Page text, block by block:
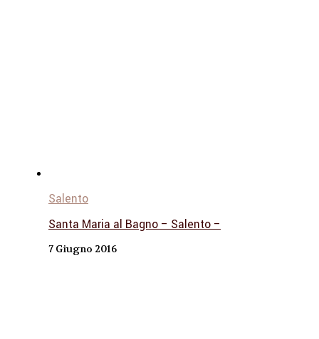
Salento
Santa Maria al Bagno – Salento –
7 Giugno 2016